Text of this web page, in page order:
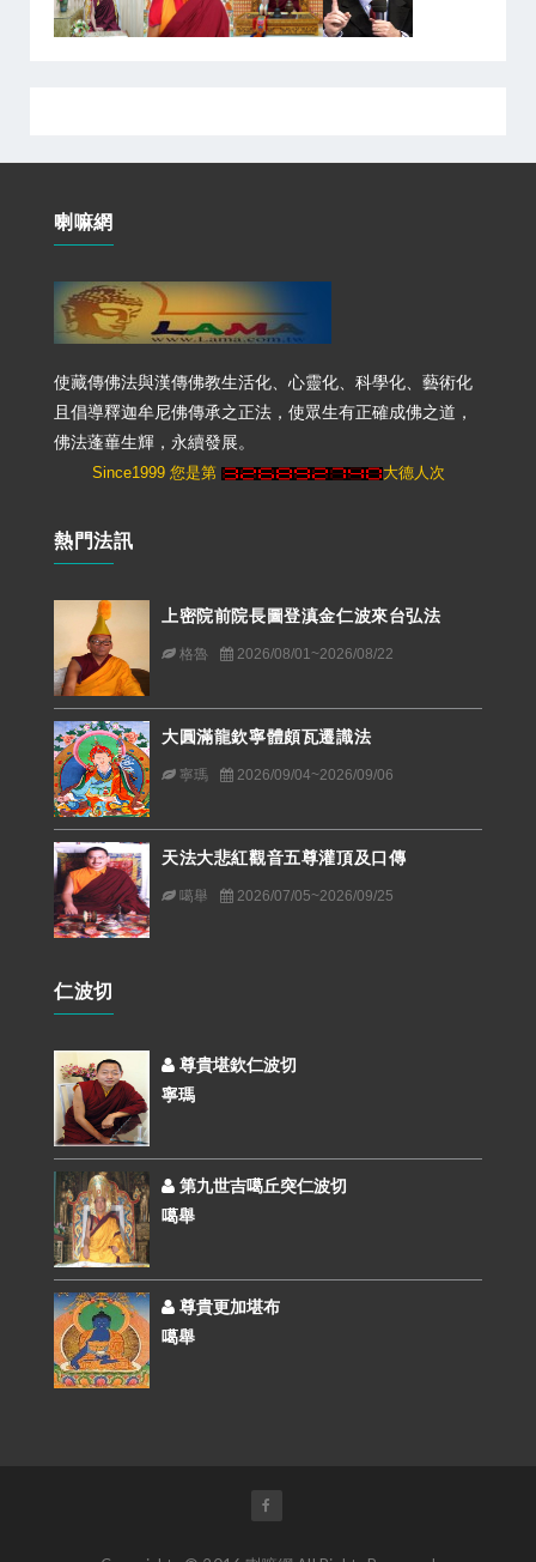
喇嘛網
使藏傳佛法與漢傳佛教生活化、心靈化、科學化、藝術化
且倡導釋迦牟尼佛傳承之正法，使眾生有正確成佛之道，
佛法蓬蓽生輝，永續發展。
Since1999 您是第 大德人次
熱門法訊
上密院前院長圖登滇金仁波來台弘法
格魯 2026/08/01~2026/08/22
大圓滿龍欽寧體頗瓦遷識法
寧瑪 2026/09/04~2026/09/06
天法大悲紅觀音五尊灌頂及口傳
噶舉 2026/07/05~2026/09/25
仁波切
尊貴堪欽仁波切
寧瑪
第九世吉噶丘突仁波切
噶舉
尊貴更加堪布
噶舉